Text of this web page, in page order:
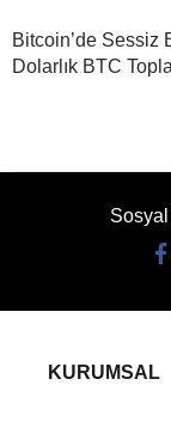
Bitcoin’de Sessiz
Dolarlık BTC
Sosyal
KURUMSAL